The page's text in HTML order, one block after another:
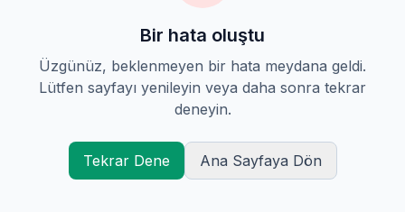
Bir hata oluştu
Üzgünüz, beklenmeyen bir hata meydana geldi.
Lütfen sayfayı yenileyin veya daha sonra tekrar
deneyin.
Tekrar Dene Ana Sayfaya Dön